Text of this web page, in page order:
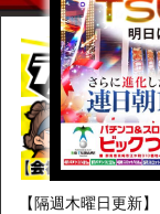
【隔週木曜日更新】